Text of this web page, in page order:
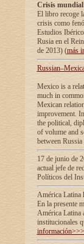
Crisis
El libro recoge
crisis como
Estudios
Rusia en el
de 2013) (más
Mexico is a
much in
Mexican
improvement.
the political,
of volume and
between
17 de junio de
actual jefe de
Políticos del
América Latina
En la presente
América Latina
institucionales
información>>>